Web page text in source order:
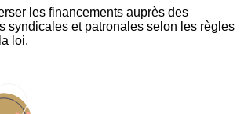
les financements auprès des
syndicales et patronales selon les règles
loi.